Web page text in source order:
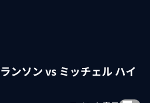
ンソン vs ミッチェル ハイ